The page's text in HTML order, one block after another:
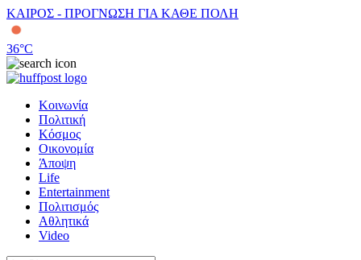
ΚΑΙΡΟΣ - ΠΡΟΓΝΩΣΗ ΓΙΑ ΚΑΘΕ ΠΟΛΗ
36°C
Κοινωνία
Πολιτική
Κόσμος
Οικονομία
Άποψη
Life
Entertainment
Πολιτισμός
Αθλητικά
Video